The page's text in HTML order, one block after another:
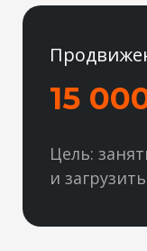
15
Цель:
и